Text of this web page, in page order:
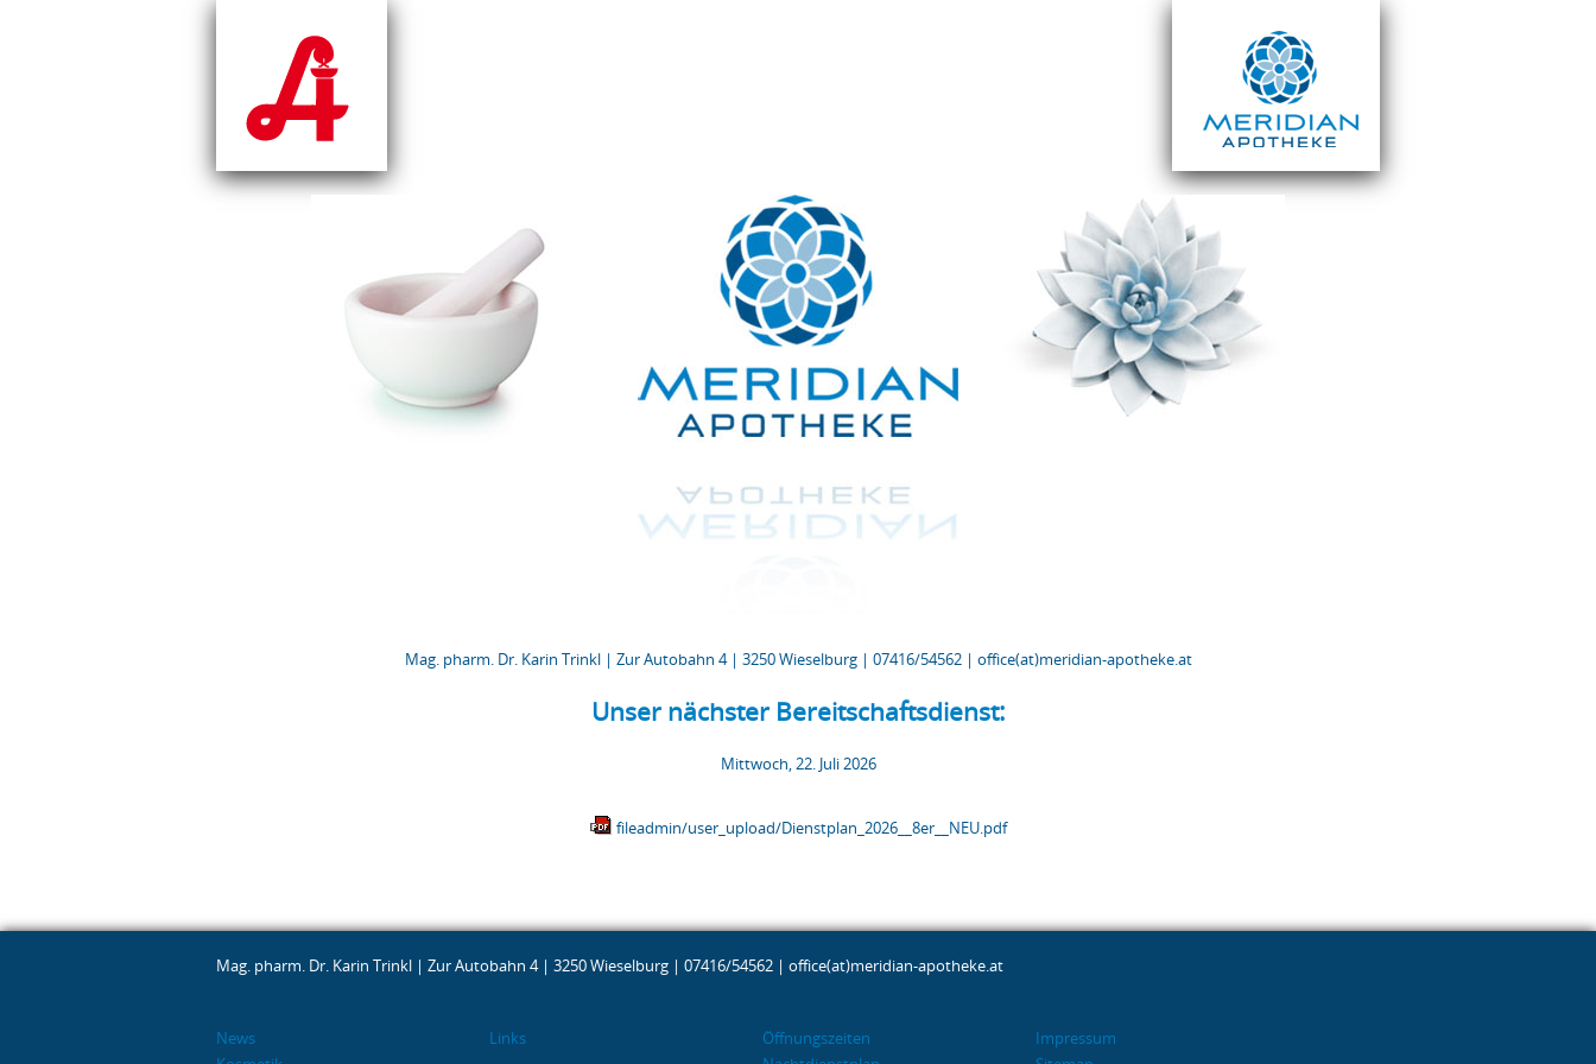
Mag. pharm. Dr. Karin Trinkl | Zur Autobahn 4 | 3250 Wieselburg | 07416/54562 | office(at)meridian-apotheke.at
Unser nächster Bereitschaftsdienst:
Mittwoch, 22. Juli 2026
fileadmin/user_upload/Dienstplan_2026__8er__NEU.pdf
Mag. pharm. Dr. Karin Trinkl | Zur Autobahn 4 | 3250 Wieselburg | 07416/54562 | office(at)meridian-apotheke.at
News
Links
Öffnungszeiten
Impressum